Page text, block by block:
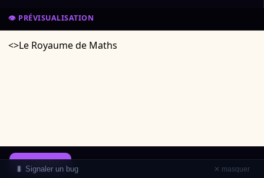
👁️ PRÉVISUALISATION
✓ Valider
🐛 Signaler un bug ✕ masquer